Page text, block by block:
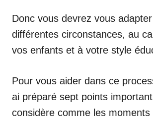
Donc vous devrez vous
différentes circonstances, au
vos enfants et à votre style
Pour vous aider dans ce
ai préparé sept points
considère comme les moments